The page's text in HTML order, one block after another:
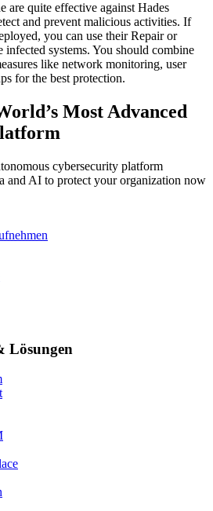
are quite effective against Hades
and prevent malicious activities. If
you can use their Repair or
infected systems. You should combine
like network monitoring, user
for the best protection.
Most Advanced
cybersecurity platform
and AI to protect your organization now
Lösungen